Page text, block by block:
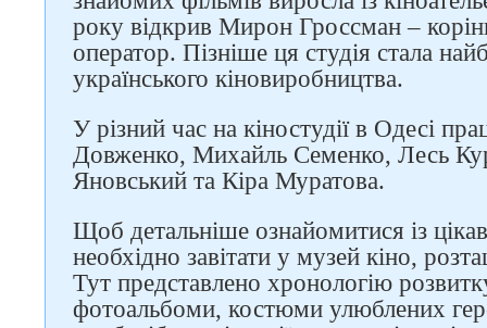
року відкрив Мирон Гроссман –
оператор. Пізніше ця студія стала
українського кіновиробництва.
У різний час на кіностудії в Одесі
Довженко, Михайль Семенко, Лесь
Яновський та Кіра Муратова.
Щоб детальніше ознайомитися із
необхідно завітати у музей кіно,
Тут представлено ​​хронологію
фотоальбоми, костюми улюблених
соцмережах